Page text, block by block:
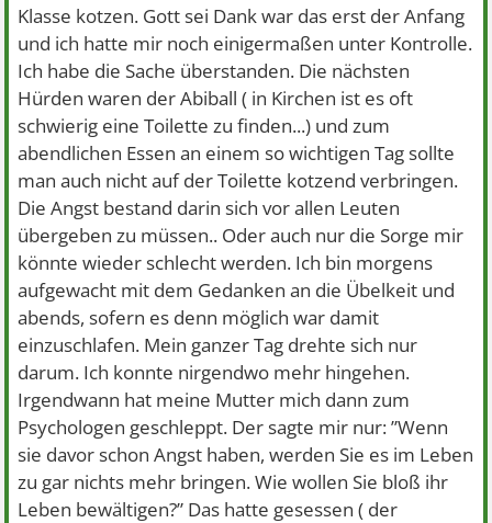
Klasse kotzen. Gott sei Dank war das erst der Anfang
und ich hatte mir noch einigermaßen unter Kontrolle.
Ich habe die Sache überstanden. Die nächsten
Hürden waren der Abiball ( in Kirchen ist es oft
schwierig eine Toilette zu finden...) und zum
abendlichen Essen an einem so wichtigen Tag sollte
man auch nicht auf der Toilette kotzend verbringen.
Die Angst bestand darin sich vor allen Leuten
übergeben zu müssen.. Oder auch nur die Sorge mir
könnte wieder schlecht werden. Ich bin morgens
aufgewacht mit dem Gedanken an die Übelkeit und
abends, sofern es denn möglich war damit
einzuschlafen. Mein ganzer Tag drehte sich nur
darum. Ich konnte nirgendwo mehr hingehen.
Irgendwann hat meine Mutter mich dann zum
Psychologen geschleppt. Der sagte mir nur: ”Wenn
sie davor schon Angst haben, werden Sie es im Leben
zu gar nichts mehr bringen. Wie wollen Sie bloß ihr
Leben bewältigen?” Das hatte gesessen ( der